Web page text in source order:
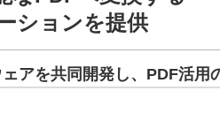
ションを提供
アを共同開発し、PDF活用